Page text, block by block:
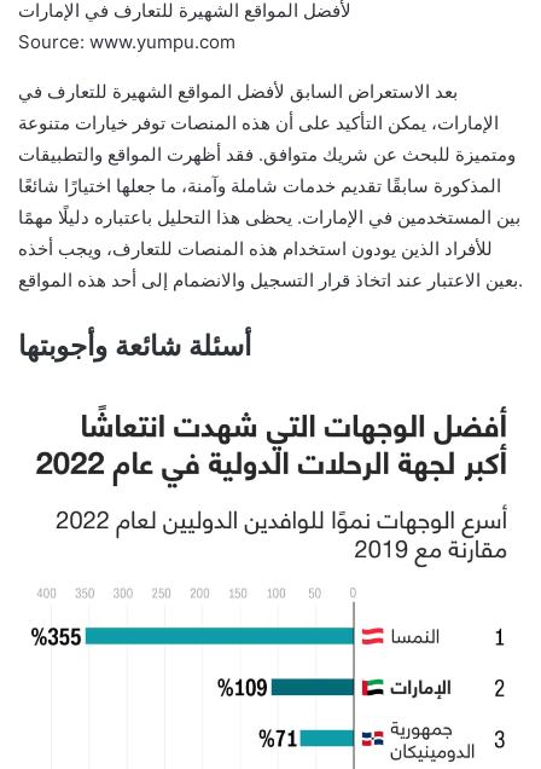
Source: www.yumpu.com
بعد الاستعراض السابق لأفضل المواقع الشهيرة للتعارف في
الإمارات، يمكن التأكيد على أن هذه المنصات توفر خيارات متنوعة
ومتميزة للبحث عن شريك متوافق. فقد أظهرت المواقع والتطبيقات
المذكورة سابقًا تقديم خدمات شاملة وآمنة، ما جعلها اختيارًا شائعًا
بين المستخدمين في الإمارات. يحظى هذا التحليل باعتباره دليلًا مهمًا
للأفراد الذين يودون استخدام هذه المنصات للتعارف، ويجب أخذه
بعين الاعتبار عند اتخاذ قرار التسجيل والانضمام إلى أحد هذه المواقع.
أسئلة شائعة وأجوبتها